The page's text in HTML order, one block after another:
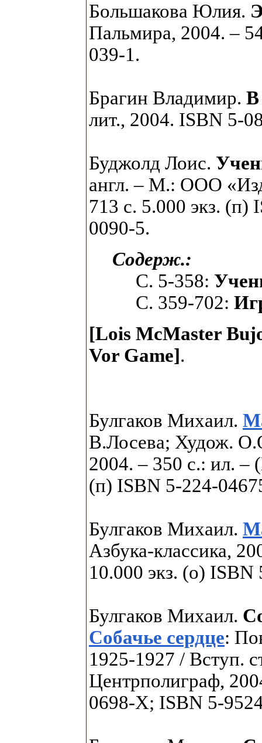
Большакова Юлия.
Пальмира, 2004. –
039-1.
Брагин Владимир. В
лит., 2004. ISBN 5-
Буджолд Лоис.
англ. – М.: ООО
713 с. 5.000 экз.
0090-5.
Содерж.:
С. 5-358:
С. 359-702:
[Lois McMaster
Vor Game].
Булгаков Михаил.
В.Лосева; Худож.
2004. – 350 с.: ил. –
(п) ISBN 5-224-
Булгаков Михаил.
Азбука-классика,
10.000 экз. (о)
Булгаков Михаил.
Собачье сердце:
1925-1927 / Вступ.
Центрполиграф,
0698-X; ISBN 5-